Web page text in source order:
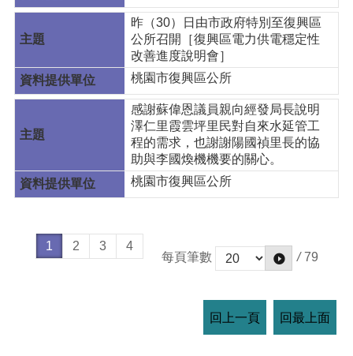
昨（30）日由市政府特別至復興區
公所召開［復興區電力供電穩定性
改善進度說明會］
桃園市復興區公所
感謝蘇偉恩議員親向經發局長說明
澤仁里霞雲坪里民對自來水延管工
程的需求，也謝謝陽國禎里長的協
助與李國煥機機要的關心。
桃園市復興區公所
1 2 3
4
每頁筆數
/ 79
回上一頁 回最上面